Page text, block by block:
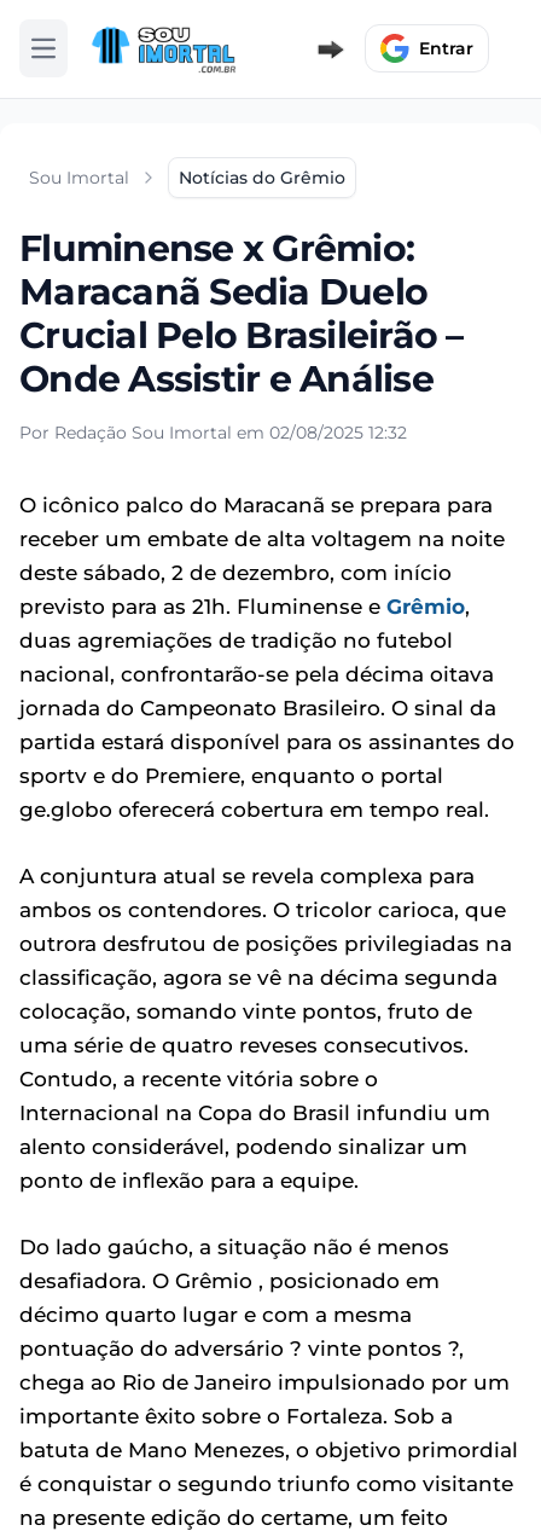
Abrir menu Entrar
Sou Imortal Notícias do Grêmio
Fluminense x Grêmio:
Maracanã Sedia Duelo
Crucial Pelo Brasileirão –
Onde Assistir e Análise
Por Redação Sou Imortal em 02/08/2025 12:32
O icônico palco do Maracanã se prepara para
receber um embate de alta voltagem na noite
deste sábado, 2 de dezembro, com início
previsto para as 21h. Fluminense e Grêmio,
duas agremiações de tradição no futebol
nacional, confrontarão-se pela décima oitava
jornada do Campeonato Brasileiro. O sinal da
partida estará disponível para os assinantes do
sportv e do Premiere, enquanto o portal
ge.globo oferecerá cobertura em tempo real.
A conjuntura atual se revela complexa para
ambos os contendores. O tricolor carioca, que
outrora desfrutou de posições privilegiadas na
classificação, agora se vê na décima segunda
colocação, somando vinte pontos, fruto de
uma série de quatro reveses consecutivos.
Contudo, a recente vitória sobre o
Internacional na Copa do Brasil infundiu um
alento considerável, podendo sinalizar um
ponto de inflexão para a equipe.
Do lado gaúcho, a situação não é menos
desafiadora. O Grêmio , posicionado em
décimo quarto lugar e com a mesma
pontuação do adversário ? vinte pontos ?,
chega ao Rio de Janeiro impulsionado por um
importante êxito sobre o Fortaleza. Sob a
batuta de Mano Menezes, o objetivo primordial
é conquistar o segundo triunfo como visitante
na presente edição do certame, um feito